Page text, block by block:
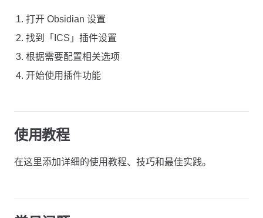
打开 Obsidian 设置
找到「ICS」插件设置
根据需要配置相关选项
开始使用插件功能
使用教程
在这里添加详细的使用教程、技巧和最佳实践。